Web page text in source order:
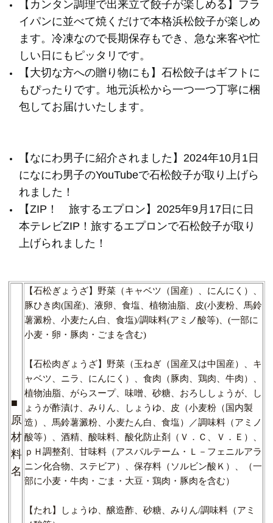
【カンタン調理で出来立て餃子が楽しめる】フラ
イパンに並べて焼くだけで本格浜松餃子が楽しめ
ます。冷凍なので長期保存もでき、急な来客や忙
しい日にもピッタリです。
【大切な方への贈り物にも】石松餃子はギフトに
もぴったりです。地元浜松から一つ一つ丁寧に梱
包してお届けいたします。
【なにわ男子に紹介されました】2024年10月1日
になにわ男子のYouTubeで石松餃子が取り上げら
れました！
【ZIP！ 旅するエプロン】2025年9月17日に日
本テレビZIP！旅するエプロンで石松餃子が取り
上げられました！
■
原
材
料
名
【石松ぎょうざ】野菜（キャベツ（国産）、にんにく）、
豚ひき肉(国産)、液卵、食塩、植物油脂、皮(小麦粉、馬鈴
薯澱粉、小麦たん白、食塩)/調味料(アミノ酸等)、(一部に
小麦・卵・豚肉・ごまを含む)
【石松肉ぎょうざ】野菜（玉ねぎ（国産又は中国産）、キ
ャベツ、ニラ、 にんにく）、食肉（豚肉、鶏肉、牛肉）、
植物油脂、がらスープ、 味噌、砂糖、おろししょうが、し
ょうが酢漬け、みりん、しょうゆ 、皮（小麦粉（国内製
造）、馬鈴薯澱粉、小麦たん白、食塩）／調味料（アミノ
酸等）、酒精、酸味料、酸化防止剤（Ｖ．Ｃ、Ｖ．
Ｅ）、
ｐＨ調整剤、甘味料（アスパルテーム・Ｌ－フェニルアラ
ニン化合物、ステビア）、保存料（ソルビン酸Ｋ）、（一
部に小麦・ 牛肉・ごま・大豆・鶏肉・豚肉を含む）
【たれ】しょうゆ、醸造酢、砂糖、みりん/調味料（アミ